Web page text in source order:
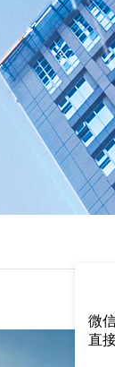
微
直